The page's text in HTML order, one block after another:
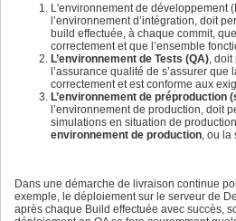
L'environnement de développement
l’environnement d’intégration, doit
build effectuée, à chaque commit,
correctement et que l’ensemble
L’environnement de Tests (QA), doit
l’assurance qualité de s’assurer que
correctement et est conforme aux
L’environnement de préproduction
l’environnement de production, doit
simulations en situation de
environnement de production, ou la
Dans une démarche de livraison continue
exemple, le déploiement sur le serveur de
après chaque Build effectuée avec succès,